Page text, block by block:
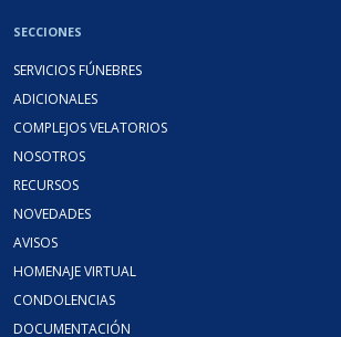
SECCIONES
SERVICIOS FÚNEBRES
ADICIONALES
COMPLEJOS VELATORIOS
NOSOTROS
RECURSOS
NOVEDADES
AVISOS
HOMENAJE VIRTUAL
CONDOLENCIAS
DOCUMENTACIÓN